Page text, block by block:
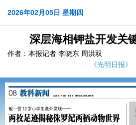
2026年02月05日 星期四
深层海相钾盐开发关
作者：本报记者 李晓东 周洪双
《光明日报》